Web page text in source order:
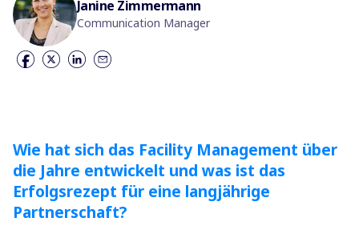
Janine Zimmermann
Communication Manager
Wie hat sich das Facility Management über
die Jahre entwickelt und was ist das
Erfolgsrezept für eine langjährige
Partnerschaft?